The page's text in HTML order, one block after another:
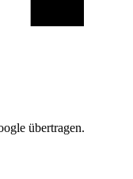
übertragen.